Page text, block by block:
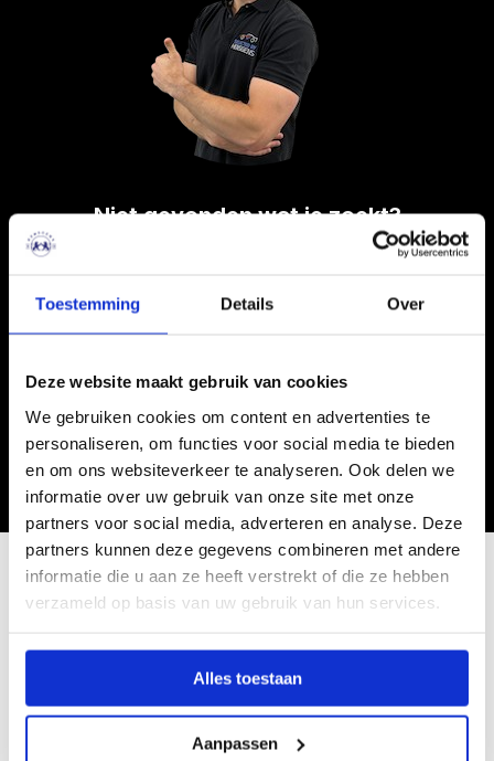
Toestemming Details Over
Deze website maakt gebruik van cookies
We gebruiken cookies om content en advertenties te
personaliseren, om functies voor social media te bieden
en om ons websiteverkeer te analyseren. Ook delen we
informatie over uw gebruik van onze site met onze
partners voor social media, adverteren en analyse. Deze
partners kunnen deze gegevens combineren met andere
informatie die u aan ze heeft verstrekt of die ze hebben
verzameld op basis van uw gebruik van hun services.
Alles toestaan
Aanpassen
Niet gevonden wat je zoekt?
adviseur. Wij zoeken vervolgens in ons netwerk
voldoet.
MAAK GEBRUIK VAN DE SELECTED BY
ADVISEUR
Hulp nodig?
NEEM CONTACT OP